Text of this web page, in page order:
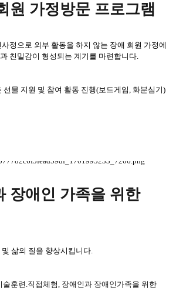
원 가정방문 프로그램
정으로 외부 활동을 하지 않는 장애 회원 가정에
친밀감이 형성되는 계기를 마련합니다.
선물 지원 및 참여 활동 진행(보드게임, 화분심기)
장애인 가족을 위한
삶의 질을 향상시킵니다.
훈련.직접체험, 장애인과 장애인가족을 위한